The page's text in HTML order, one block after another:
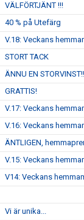
VÄLFÖRTJÄNT !!!
40 % på Utefärg
V.18: Veckans
STORT TACK
ÄNNU EN
GRATTIS!
V.17: Veckans
V.16: Veckans
ÄNTLIGEN,
V.15: Veckans
V14: Veckans
Vi är unika...